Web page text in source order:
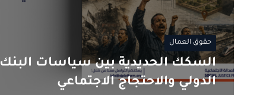
حقوق العمال
السكك الحديدية بين سياسات البنك
الدولي والاحتجاج الاجتماعي